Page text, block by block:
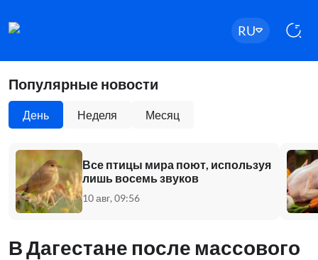
RU
Популярные новости
День Неделя Месяц
Все птицы мира поют, используя
лишь восемь звуков
10 авг, 09:56
В Дагестане после массового